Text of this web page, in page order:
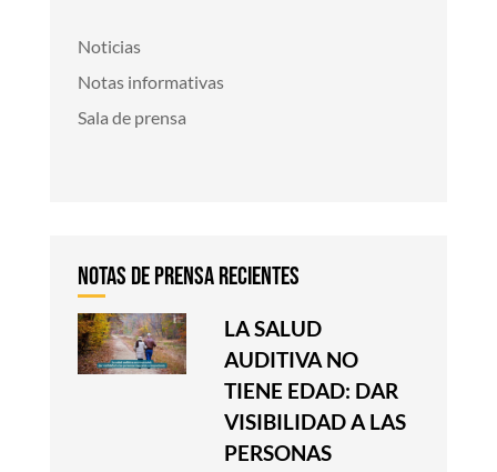
Noticias
Notas informativas
Sala de prensa
LA SALUD
AUDITIVA NO
TIENE EDAD: DAR
VISIBILIDAD A LAS
PERSONAS